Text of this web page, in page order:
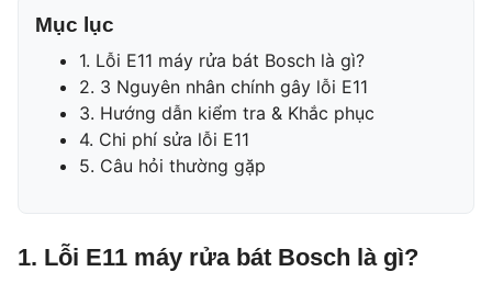
Mục lục
1. Lỗi E11 máy rửa bát Bosch là gì?
2. 3 Nguyên nhân chính gây lỗi E11
3. Hướng dẫn kiểm tra & Khắc phục
4. Chi phí sửa lỗi E11
5. Câu hỏi thường gặp
1. Lỗi E11 máy rửa bát Bosch là gì?